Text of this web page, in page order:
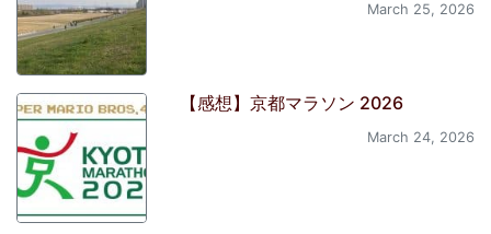
March 25, 2026
【感想】京都マラソン 2026
March 24, 2026